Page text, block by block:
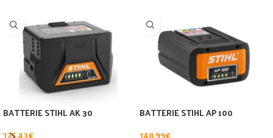
BATTERIE STIHL AK 30 BATTERIE STIHL AP 100